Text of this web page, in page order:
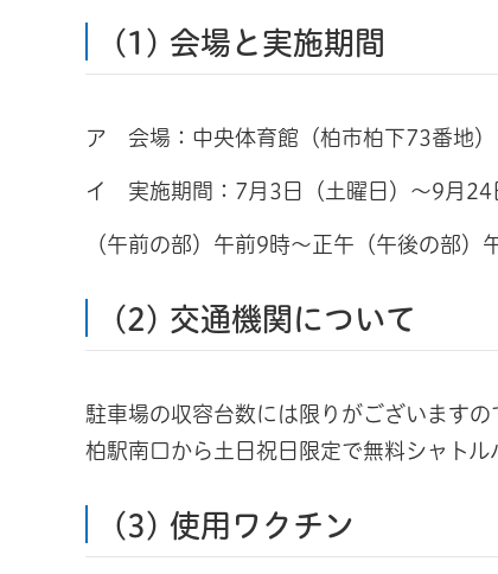
(1) 会場と実施期間
ア 会場：中央体育館（柏市柏下73番地）
イ 実施期間：7月3日（土曜日）～9月24
（午前の部）午前9時～正午（午後の部
(2) 交通機関について
駐車場の収容台数には限りがございます
柏駅南口から土日祝日限定で無料シャトル
(3) 使用ワクチン